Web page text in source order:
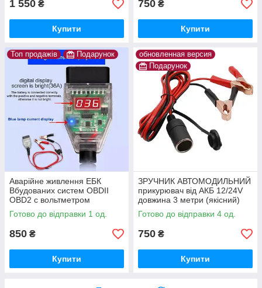
1 550 ₴
Купити
750 ₴
Купити
Топ продажів Подарунок
Аварійне живлення ЕБК
Вбудованих систем OBDII
OBD2 c вольтметром
Готово до відправки 1 од.
850 ₴
Купити
обновленная версия
Подарунок
ЗРУЧНИК АВТОМОДИЛЬНИЙ
прикурювач від АКБ 12/24V
довжина 3 метри (якісний)
Готово до відправки 4 од.
750 ₴
Купити